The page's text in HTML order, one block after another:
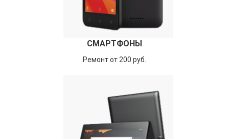
СМАРТФОНЫ
Ремонт от 200 руб.